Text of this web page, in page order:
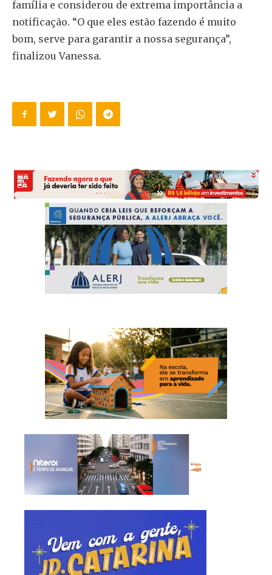
família e considerou de extrema importância a
notificação. “O que eles estão fazendo é muito
bom, serve para garantir a nossa segurança”,
finalizou Vanessa.